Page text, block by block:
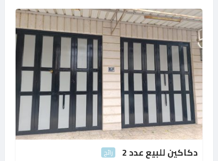
دكاكين للبيع عدد 2
رائج